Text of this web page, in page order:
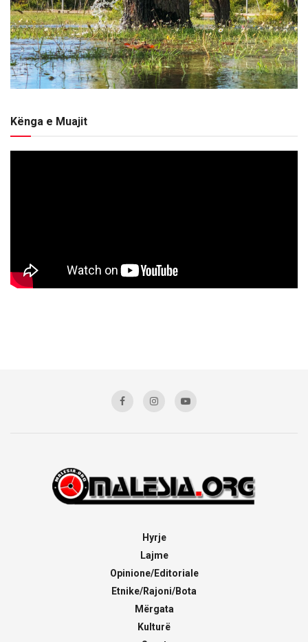
Kënga e Muajit
Hyrje
Lajme
Opinione/Editoriale
Etnike/Rajoni/Bota
Mërgata
Kulturë